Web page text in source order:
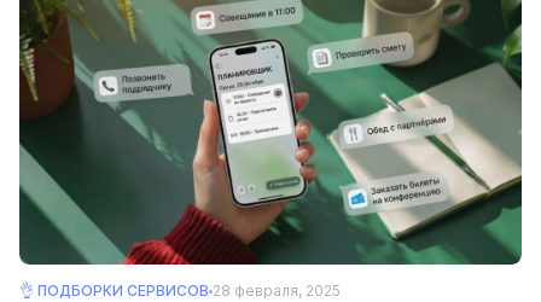
👌 ПОДБОРКИ СЕРВИСОВ 28 февраля, 2025